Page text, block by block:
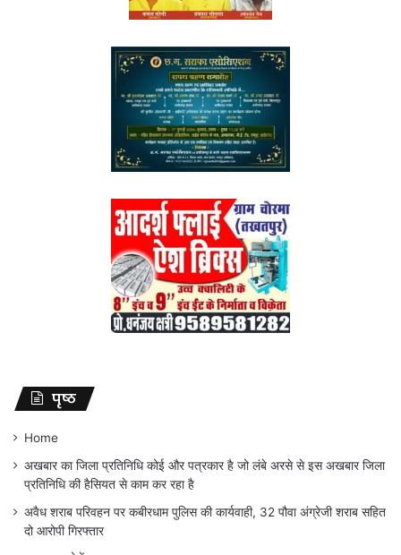
पृष्ठ
Home
अखबार का जिला प्रतिनिधि कोई और पत्रकार है जो लंबे अरसे से इस अखबार जिला
प्रतिनिधि की हैसियत से काम कर रहा है
अवैध शराब परिवहन पर कबीरधाम पुलिस की कार्यवाही, 32 पौवा अंग्रेजी शराब सहित
दो आरोपी गिरफ्तार